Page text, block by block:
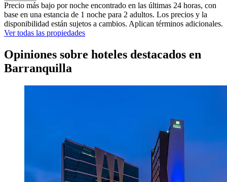
Precio más bajo por noche encontrado en las últimas 24 horas, con
base en una estancia de 1 noche para 2 adultos. Los precios y la
disponibilidad están sujetos a cambios. Aplican términos adicionales.
Ver todas las propiedades
Opiniones sobre hoteles destacados en
Barranquilla